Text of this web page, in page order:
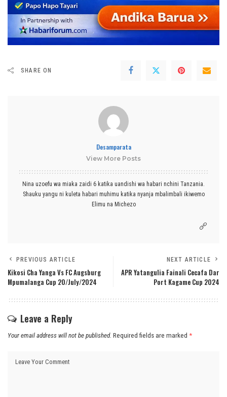
SHARE ON
Desamparata
View More Posts
Nina uzoefu wa miaka zaidi 6 katika uandishi wa habari nchini Tanzania.
Shauku yangu ni kuleta habari muhimu katika nyanja mbalimbali ikiwemo
Elimu na Michezo
PREVIOUS ARTICLE
Kikosi Cha Yanga Vs FC Augsburg
Mpumalanga Cup 20/July/2024
NEXT ARTICLE
APR Yatangulia Fainali Cecafa Dar
Port Kagame Cup 2024
Leave a Reply
Your email address will not be published. Required fields are marked *